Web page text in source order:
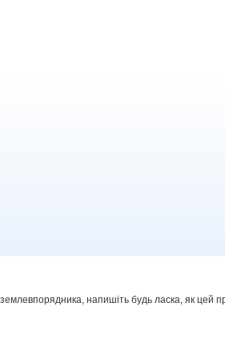
напишіть будь ласка, як цей